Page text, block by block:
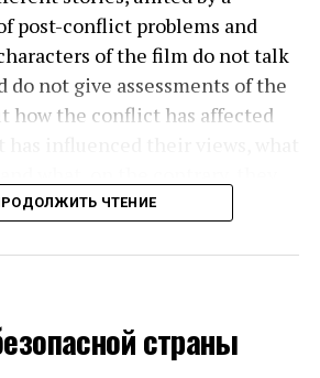
post-conflict problems and
of the film do not talk
do not give assessments of the
how the conflict has affected
and what problems are
are not responsible for those
may be able to bring the
closer.
ЧТЕНИЕ
страны